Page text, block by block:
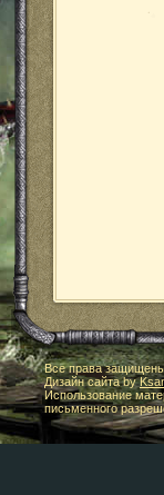
Все права
Дизайн сайта by
Использование
письменного